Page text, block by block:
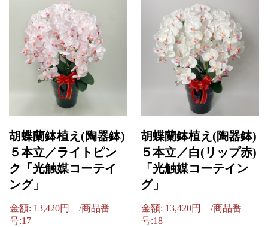
胡蝶蘭鉢植え(陶器鉢)
５本立／ライトピン
ク「光触媒コーテイ
ング」
金額: 13,420円 /商品番
号:17
胡蝶蘭鉢植え(陶器鉢)
５本立／白(リップ赤)
「光触媒コーテイン
グ」
金額: 13,420円 /商品番
号:18